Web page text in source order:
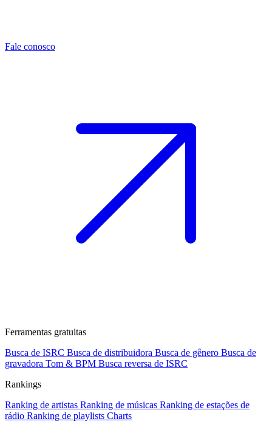
Fale conosco
Ferramentas gratuitas
Busca de ISRC Busca de distribuidora Busca de gênero Busca de
gravadora Tom & BPM Busca reversa de ISRC
Rankings
Ranking de artistas Ranking de músicas Ranking de estações de
rádio Ranking de playlists Charts